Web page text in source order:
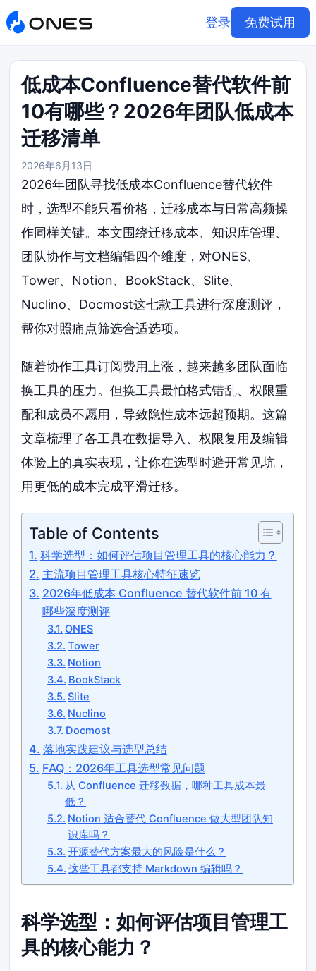
登录 免费试用
低成本Confluence替代软件前
10有哪些？2026年团队低成本
迁移清单
2026年6月13日
2026年团队寻找低成本Confluence替代软件
时，选型不能只看价格，迁移成本与日常高频操
作同样关键。本文围绕迁移成本、知识库管理、
团队协作与文档编辑四个维度，对ONES、
Tower、Notion、BookStack、Slite、
Nuclino、Docmost这七款工具进行深度测评，
帮你对照痛点筛选合适选项。
随着协作工具订阅费用上涨，越来越多团队面临
换工具的压力。但换工具最怕格式错乱、权限重
配和成员不愿用，导致隐性成本远超预期。这篇
文章梳理了各工具在数据导入、权限复用及编辑
体验上的真实表现，让你在选型时避开常见坑，
用更低的成本完成平滑迁移。
Table of Contents
科学选型：如何评估项目管理工具的核心能力？
主流项目管理工具核心特征速览
2026年低成本 Confluence 替代软件前 10 有
哪些深度测评
ONES
Tower
Notion
BookStack
Slite
Nuclino
Docmost
落地实践建议与选型总结
FAQ：2026年工具选型常见问题
从 Confluence 迁移数据，哪种工具成本最
低？
Notion 适合替代 Confluence 做大型团队知
识库吗？
开源替代方案最大的风险是什么？
这些工具都支持 Markdown 编辑吗？
科学选型：如何评估项目管理工
具的核心能力？